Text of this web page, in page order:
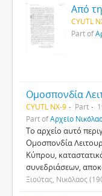
CYUTL
Part of
CYUTL NX-9 Part
Part ofΑρχείο
Το αρχείο αυτό
Ομοσπονδία
Κύπρου,
συνεδριάσεων,
Ξιούτας, Νικόλαος